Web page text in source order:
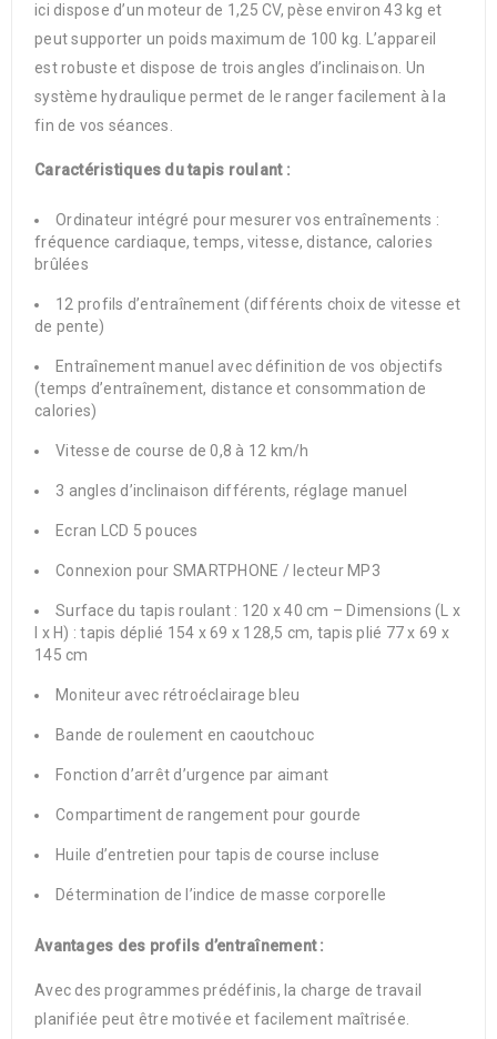
ici dispose d’un moteur de 1,25 CV, pèse environ 43 kg et
peut supporter un poids maximum de 100 kg. L’appareil
est robuste et dispose de trois angles d’inclinaison. Un
système hydraulique permet de le ranger facilement à la
fin de vos séances.
Caractéristiques du tapis roulant :
Ordinateur intégré pour mesurer vos entraînements :
fréquence cardiaque, temps, vitesse, distance, calories
brûlées
12 profils d’entraînement (différents choix de vitesse et
de pente)
Entraînement manuel avec définition de vos objectifs
(temps d’entraînement, distance et consommation de
calories)
Vitesse de course de 0,8 à 12 km/h
3 angles d’inclinaison différents, réglage manuel
Ecran LCD 5 pouces
Connexion pour SMARTPHONE / lecteur MP3
Surface du tapis roulant : 120 x 40 cm – Dimensions (L x
l x H) : tapis déplié 154 x 69 x 128,5 cm, tapis plié 77 x 69 x
145 cm
Moniteur avec rétroéclairage bleu
Bande de roulement en caoutchouc
Fonction d’arrêt d’urgence par aimant
Compartiment de rangement pour gourde
Huile d’entretien pour tapis de course incluse
Détermination de l’indice de masse corporelle
Avantages des profils d’entraînement :
Avec des programmes prédéfinis, la charge de travail
planifiée peut être motivée et facilement maîtrisée.